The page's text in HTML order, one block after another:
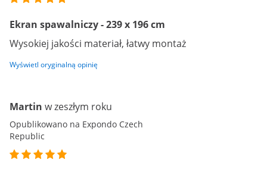
Ekran spawalniczy - 239 x 196 cm
Wysokiej jakości materiał, łatwy montaż
Wyświetl oryginalną opinię
Martin w zeszłym roku
Opublikowano na Expondo Czech
Republic